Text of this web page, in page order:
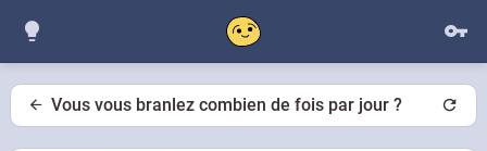
Vous vous branlez combien de fois par jour ?